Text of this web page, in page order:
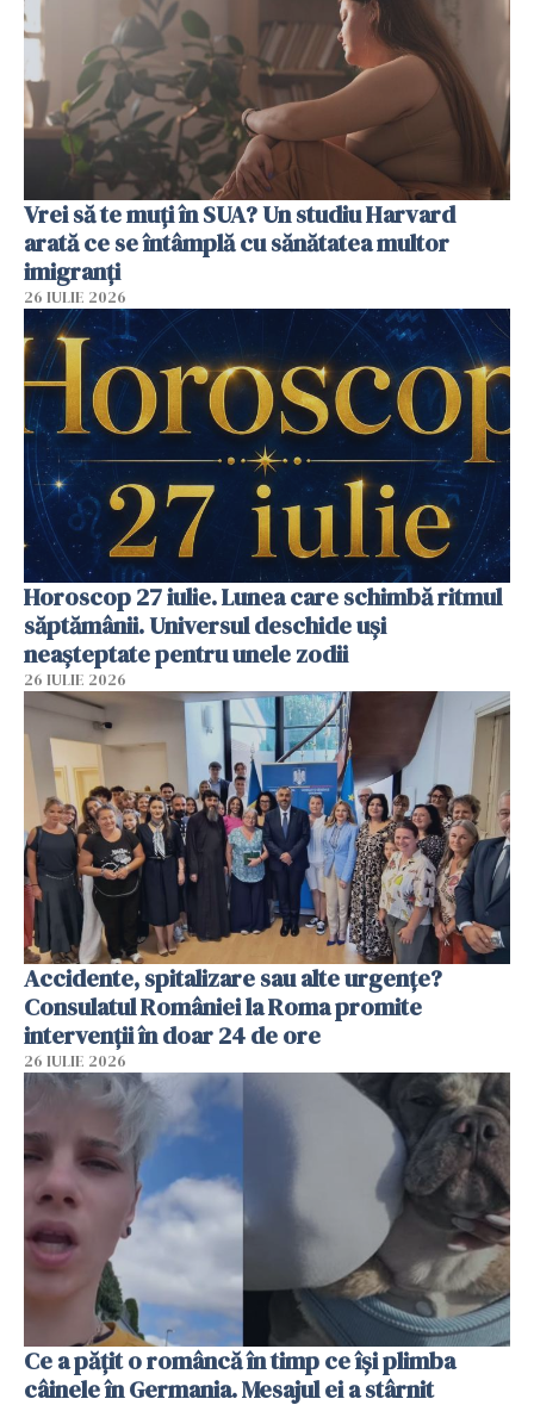
Vrei să te muți în SUA? Un studiu Harvard
arată ce se întâmplă cu sănătatea multor
imigranți
26 IULIE 2026
Horoscop 27 iulie. Lunea care schimbă ritmul
săptămânii. Universul deschide uși
neașteptate pentru unele zodii
26 IULIE 2026
Accidente, spitalizare sau alte urgențe?
Consulatul României la Roma promite
intervenții în doar 24 de ore
26 IULIE 2026
Ce a pățit o româncă în timp ce își plimba
câinele în Germania. Mesajul ei a stârnit